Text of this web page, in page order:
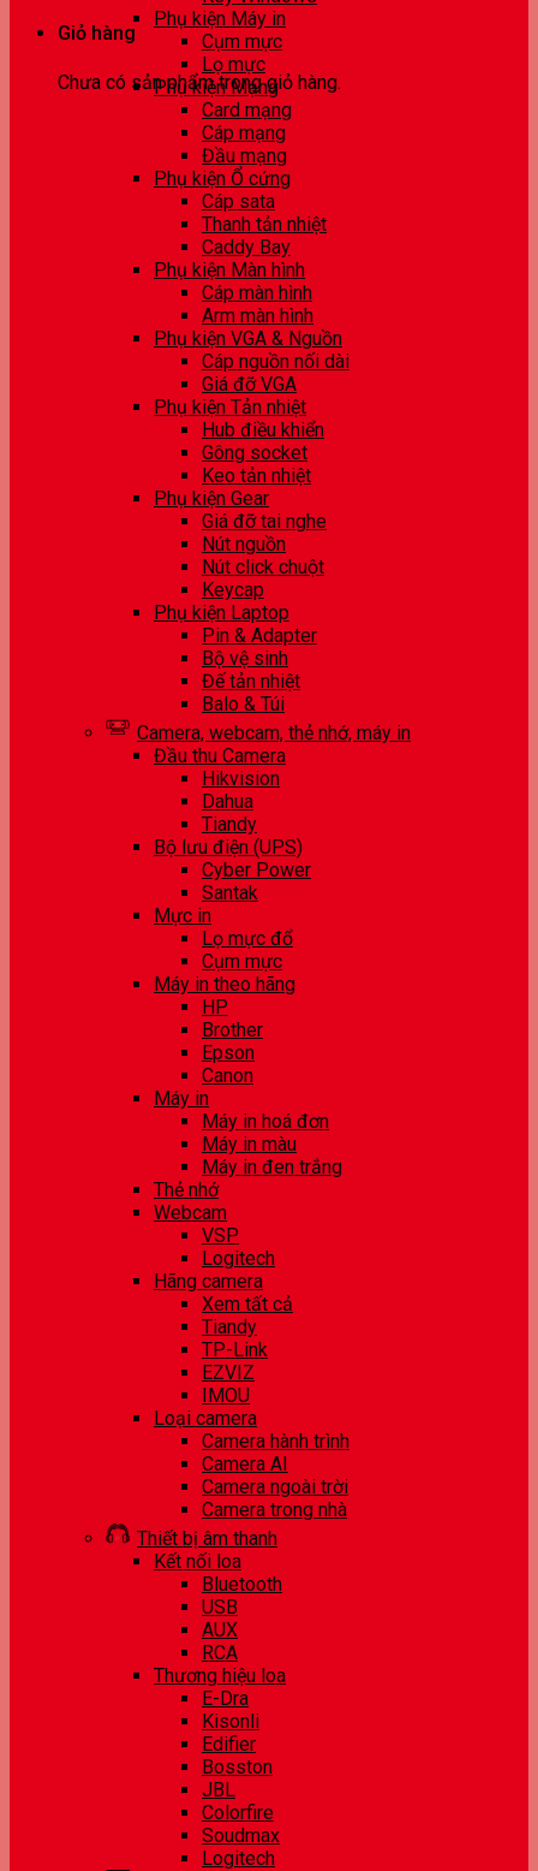
Giỏ hàng
Chưa có sản phẩm trong giỏ hàng.
Phụ kiện Máy in
Cụm mực
Lọ mực
Phụ kiện Mạng
Card mạng
Cáp mạng
Đầu mạng
Phụ kiện Ổ cứng
Cáp sata
Thanh tản nhiệt
Caddy Bay
Phụ kiện Màn hình
Cáp màn hình
Arm màn hình
Phụ kiện VGA & Nguồn
Cáp nguồn nối dài
Giá đỡ VGA
Phụ kiện Tản nhiệt
Hub điều khiển
Gông socket
Keo tản nhiệt
Phụ kiện Gear
Giá đỡ tai nghe
Nút nguồn
Nút click chuột
Keycap
Phụ kiện Laptop
Pin & Adapter
Bộ vệ sinh
Đế tản nhiệt
Balo & Túi
Camera, webcam, thẻ nhớ, máy in
Đầu thu Camera
Hikvision
Dahua
Tiandy
Bộ lưu điện (UPS)
Cyber Power
Santak
Mực in
Lọ mực đổ
Cụm mực
Máy in theo hãng
HP
Brother
Epson
Canon
Máy in
Máy in hoá đơn
Máy in màu
Máy in đen trắng
Thẻ nhớ
Webcam
VSP
Logitech
Hãng camera
Xem tất cả
Tiandy
TP-Link
EZVIZ
IMOU
Loại camera
Camera hành trình
Camera AI
Camera ngoài trời
Camera trong nhà
Thiết bị âm thanh
Kết nối loa
Bluetooth
USB
AUX
RCA
Thương hiệu loa
E-Dra
Kisonli
Edifier
Bosston
JBL
Colorfire
Soudmax
Logitech